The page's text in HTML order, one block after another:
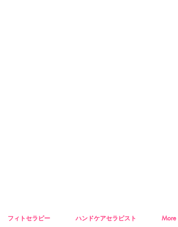
フィトセラピー ハンドケアセラピスト More